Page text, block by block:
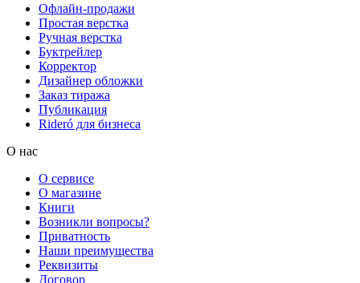
Офлайн-продажи
Простая верстка
Ручная верстка
Буктрейлер
Корректор
Дизайнер обложки
Заказ тиража
Публикация
Rideró для бизнеса
О нас
О сервисе
О магазине
Книги
Возникли вопросы?
Приватность
Наши преимущества
Реквизиты
Договор